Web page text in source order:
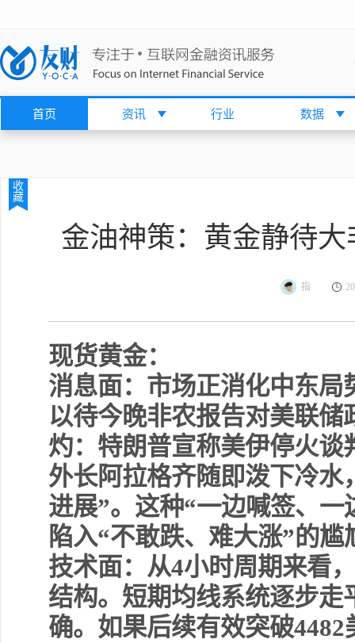
首页 资讯 行业 数据
收
藏
金油神策：黄金静待
指
现货黄金：
消息面：市场正消化中东
以待今晚非农报告对美联
灼：特朗普宣称美伊停火谈
外长阿拉格齐随即泼下冷
进展”。这种“一边喊签、
陷入“不敢跌、难大涨”的尴
技术面：从4小时周期来看
结构。短期均线系统逐步
确。如果后续有效突破